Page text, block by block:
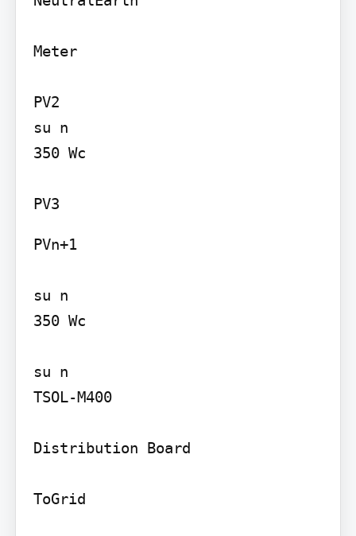
Meter
PV2
su n
350 Wc
PVn+1
su n
350 Wc
su n
TSOL-M400
Distribution Board
ToGrid